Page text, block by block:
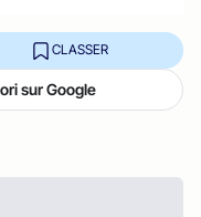
CLASSER
sur Google